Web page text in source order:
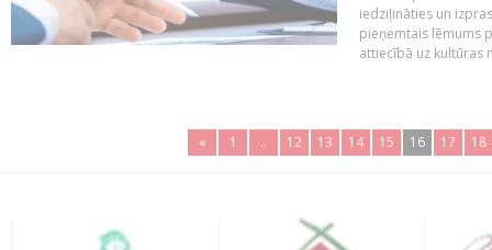
iedziļināties un
pieņemtais lēmums
attiecībā uz kultūras
« 1 .. 12 13 14 15 16 17 18